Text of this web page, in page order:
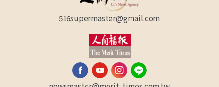
516supermaster@gmail.com